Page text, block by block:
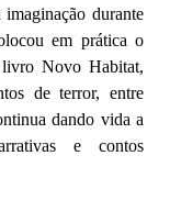
durante
em prática o
Novo Habitat,
de terror, entre
dando vida a
e contos